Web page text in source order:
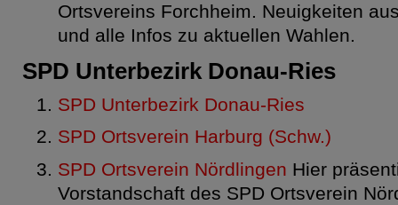
Ortsvereins Forchheim. Neuigkeiten
und alle Infos zu aktuellen Wahlen.
SPD Unterbezirk Donau-Ries
SPD Unterbezirk Donau-Ries
SPD Ortsverein Harburg (Schw.)
SPD Ortsverein Nördlingen Hier
Vorstandschaft des SPD Ortsverein